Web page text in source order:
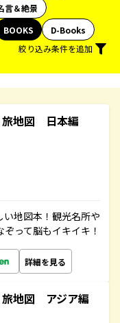
言＆絶景
BOOKS
D-Books
絞り込み条件を追加
地図 日本編
地図本！観光名所や
って脳もイキイキ！
詳細を見る
地図 アジア編